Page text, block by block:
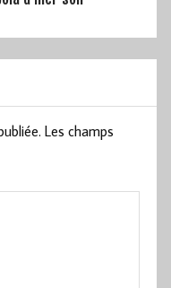
Les champs